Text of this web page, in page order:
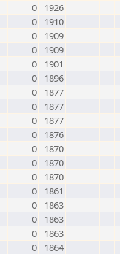
0
1926
0
1910
0
1909
0
1909
0
1901
0
1896
0
1877
0
1877
0
1877
0
1876
0
1870
0
1870
0
1870
0
1861
0
1863
0
1863
0
1863
0
1864